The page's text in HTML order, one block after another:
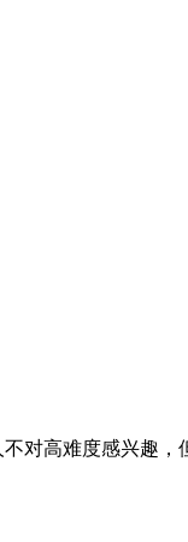
对高难度感兴趣，